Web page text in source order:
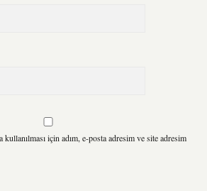
için adım, e-posta adresim ve site adresim